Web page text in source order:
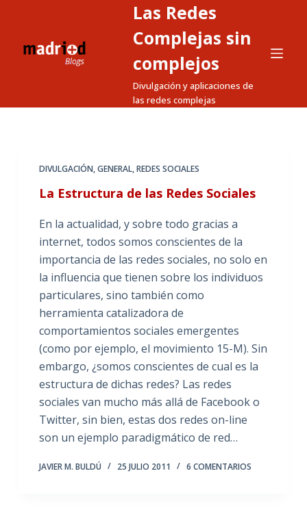
r
Las Redes
Complejas sin
complejos
Divulgación y aplicaciones de
las redes complejas
DIVULGACIÓN,GENERAL,REDES SOCIALES
La Estructura de las Redes Sociales
En la actualidad, y sobre todo gracias a
internet, todos somos conscientes de la
importancia de las redes sociales, no solo en
la influencia que tienen sobre los individuos
particulares, sino también como
herramienta catalizadora de
comportamientos sociales emergentes
(como por ejemplo, el movimiento 15-M). Sin
embargo, ¿somos conscientes de cual es la
estructura de dichas redes? Las redes
sociales van mucho más allá de Facebook o
Twitter, sin bien, estas dos redes on-line
son un ejemplo paradigmático de red…
JAVIER M. BULDÚ 25 JULIO 2011 6 COMENTARIOS